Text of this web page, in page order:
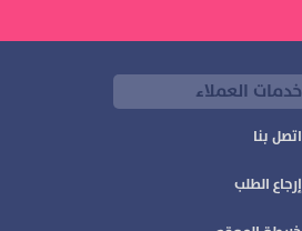
خدمات العملاء
اتصل بنا
إرجاع الطلب